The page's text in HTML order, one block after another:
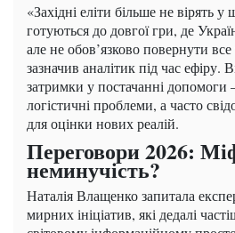
«Західні еліти більше не вірять
готуються до довгої гри, де
але не обов’язково повернути
зазначив аналітик під час ефіру.
затримки у постачанні
логістичні проблеми, а часто
для оцінки нових реалій.
Переговори 2026:
неминучість?
Наталія Влащенко запитала
мирних ініціатив, які дедалі